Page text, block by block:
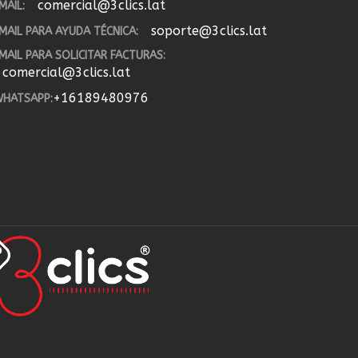
comercial@3clics.lat
PARA AYUDA TÉCNICA: soporte@3clics.lat
PARA SOLICITAR FACTURAS:
comercial@3clics.lat
+16189480976